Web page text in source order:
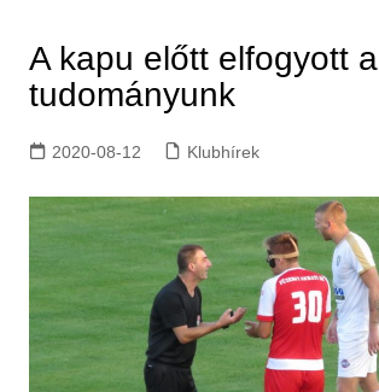
A kapu előtt elfogyott a
tudományunk
2020-08-12 Klubhírek